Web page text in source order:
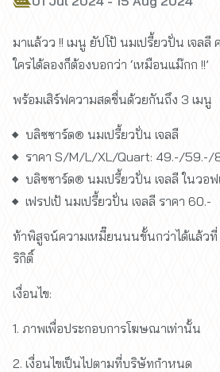
มาแล้วว !! เมนู ยัปโป้ นมเปรี้ยวปั่น เจล
ใครได้ลองก็ต้องบอกว่า ‘เหมือนแม๊กก !!’
พร้อมเสิร์ฟความสดชื่นด้วยกันถึง 3 เมนู
บลิซซาร์ด® นมเปรี้ยวปั่น เจลลี
ราคา S/M/L/XL/Quart: 49.-/59.-/
บลิซซาร์ด® นมเปรี้ยวปั่น เจลลี ในวอ
เฟรปเป้ นมเปรี้ยวปั่น เจลลี ราคา 60.-
ท้าพิสูจน์ความเหมี๊ยนนนขั้นกว่าได้แล้ว
ริกิติ์
เงื่อนไข:
1. ภาพเพื่อประกอบการโฆษณาเท่านั้น
2. เงื่อนไขเป็นไปตามที่บริษัทกำหนด